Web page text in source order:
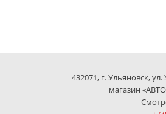
432071, г. Ульяновск,
магазин